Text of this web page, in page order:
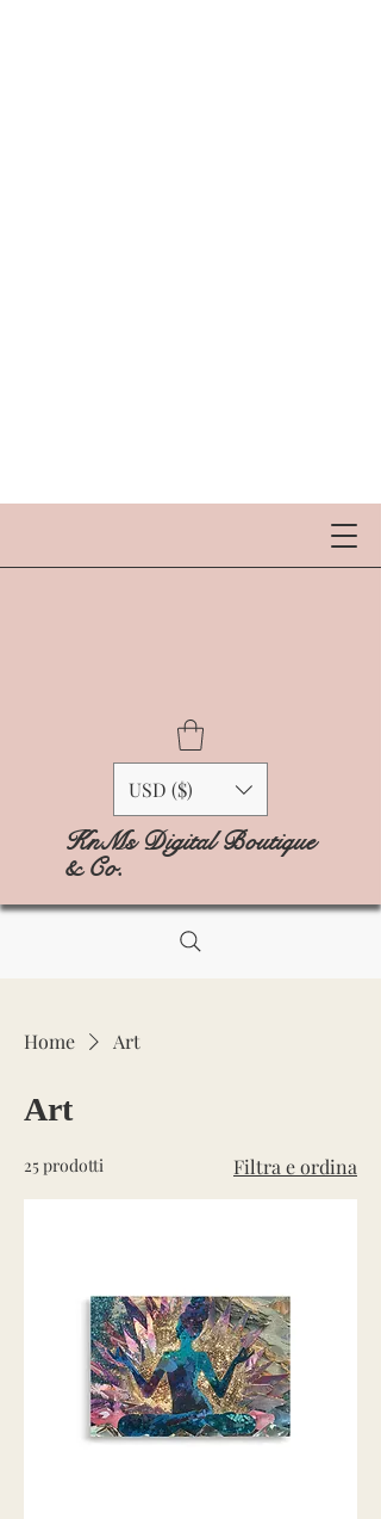
USD ($)
KnMs Digital Boutique
& Co.
Home Art
Art
25 prodotti Filtra e ordina